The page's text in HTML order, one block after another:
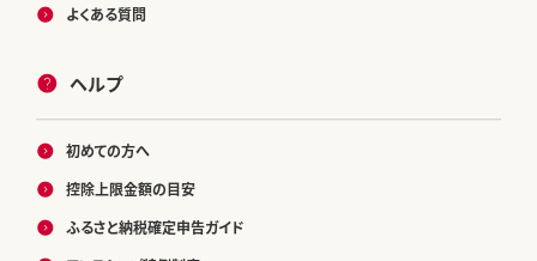
よくある質問
ヘルプ
初めての方へ
控除上限金額の目安
ふるさと納税確定申告ガイド